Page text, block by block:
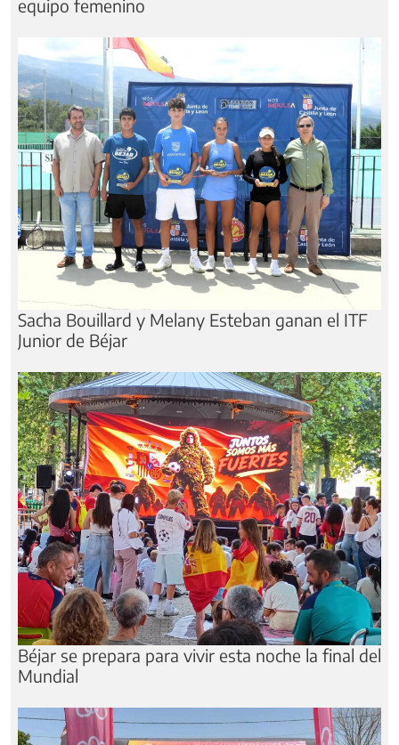
equipo femenino
Sacha Bouillard y Melany Esteban ganan el ITF
Junior de Béjar
Béjar se prepara para vivir esta noche la final del
Mundial